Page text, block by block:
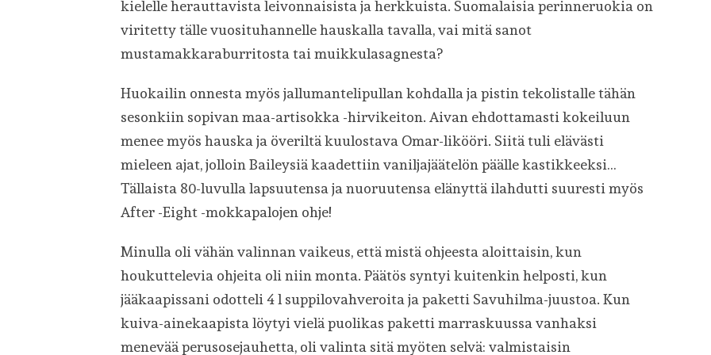
kielelle herauttavista leivonnaisista ja herkkuista. Suomalaisia perinneruokia on
viritetty tälle vuosituhannelle hauskalla tavalla, vai mitä sanot
mustamakkaraburritosta tai muikkulasagnesta?
Huokailin onnesta myös jallumantelipullan kohdalla ja pistin tekolistalle tähän
sesonkiin sopivan maa-artisokka -hirvikeiton. Aivan ehdottamasti kokeiluun
menee myös hauska ja överiltä kuulostava Omar-likööri. Siitä tuli elävästi
mieleen ajat, jolloin Baileysiä kaadettiin vaniljajäätelön päälle kastikkeeksi…
Tällaista 80-luvulla lapsuutensa ja nuoruutensa elänyttä ilahdutti suuresti myös
After -Eight -mokkapalojen ohje!
Minulla oli vähän valinnan vaikeus, että mistä ohjeesta aloittaisin, kun
houkuttelevia ohjeita oli niin monta. Päätös syntyi kuitenkin helposti, kun
jääkaapissani odotteli 4 l suppilovahveroita ja paketti Savuhilma-juustoa. Kun
kuiva-ainekaapista löytyi vielä puolikas paketti marraskuussa vanhaksi
menevää perusosejauhetta, oli valinta sitä myöten selvä: valmistaisin